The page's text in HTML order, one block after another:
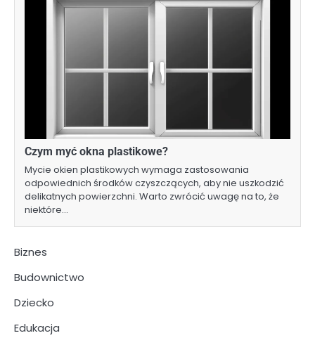
Czym myć okna plastikowe?
Mycie okien plastikowych wymaga zastosowania
odpowiednich środków czyszczących, aby nie uszkodzić
delikatnych powierzchni. Warto zwrócić uwagę na to, że
niektóre…
Biznes
Budownictwo
Dziecko
Edukacja